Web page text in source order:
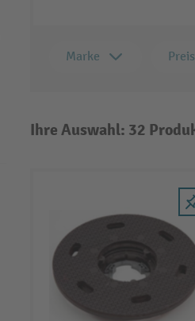
Marke Preis
Ihre Auswahl: 32